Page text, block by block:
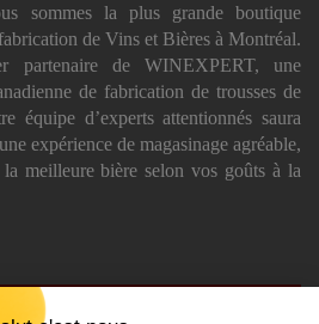
sommes la plus grande boutique
de Vins et Bières à Montréal.
partenaire de WINEXPERT, une
de fabrication de trousses de
équipe d’experts attentionnés saura
expérience de magasinage agréable,
meilleure bière selon vos goûts à la
en ligne